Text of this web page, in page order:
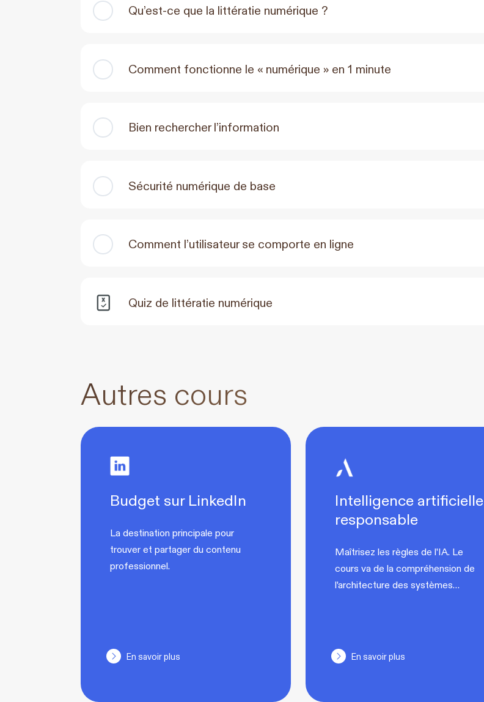
Qu’est-ce que la littératie numérique ?
Comment fonctionne le « numérique » en 1 minute
Bien rechercher l’information
Sécurité numérique de base
Comment l’utilisateur se comporte en ligne
Quiz de littératie numérique
Autres cours
Budget sur LinkedIn
La destination principale pour
trouver et partager du contenu
professionnel.
En savoir plus
Intelligence artificielle
responsable
Maîtrisez les règles de l'IA. Le
cours va de la compréhension de
l'architecture des systèmes…
En savoir plus